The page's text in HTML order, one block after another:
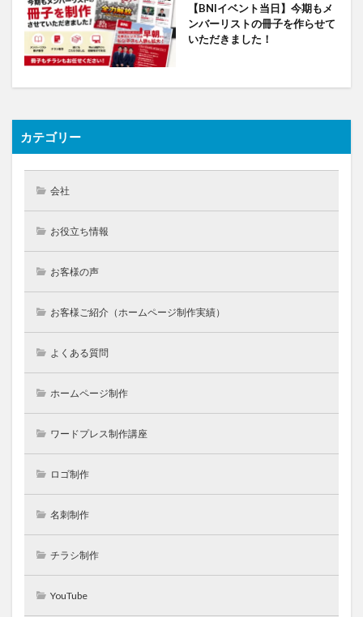
【BNIイベント当日】今期もメ
ンバーリストの冊子を作らせて
いただきました！
カテゴリー
会社
お役立ち情報
お客様の声
お客様ご紹介（ホームページ制作実績）
よくある質問
ホームページ制作
ワードプレス制作講座
ロゴ制作
名刺制作
チラシ制作
YouTube